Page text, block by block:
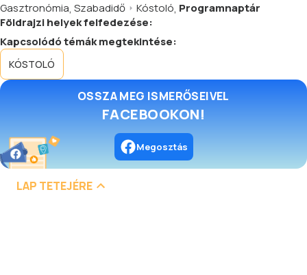
Gasztronómia, Szabadidő Kóstoló, Programnaptár
Földrajzi helyek felfedezése:
Kapcsolódó témák megtekintése:
KÓSTOLÓ
OSSZA MEG ISMERŐSEIVEL
FACEBOOKON!
Megosztás
LAP TETEJÉRE